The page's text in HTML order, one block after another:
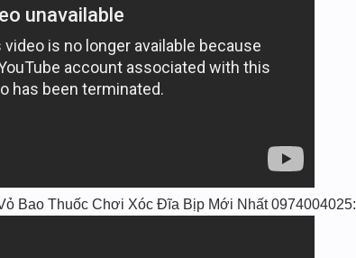
Bao Thuốc Chơi Xóc Đĩa Bịp Mới Nhất 0974004025: